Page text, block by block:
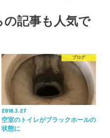
の記事も人気で
ブログ
2018.3.27
空室のトイレがブラックホールの
状態に